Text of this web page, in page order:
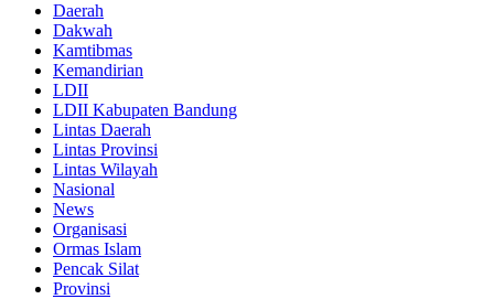
Daerah
Dakwah
Kamtibmas
Kemandirian
LDII
LDII Kabupaten Bandung
Lintas Daerah
Lintas Provinsi
Lintas Wilayah
Nasional
News
Organisasi
Ormas Islam
Pencak Silat
Provinsi